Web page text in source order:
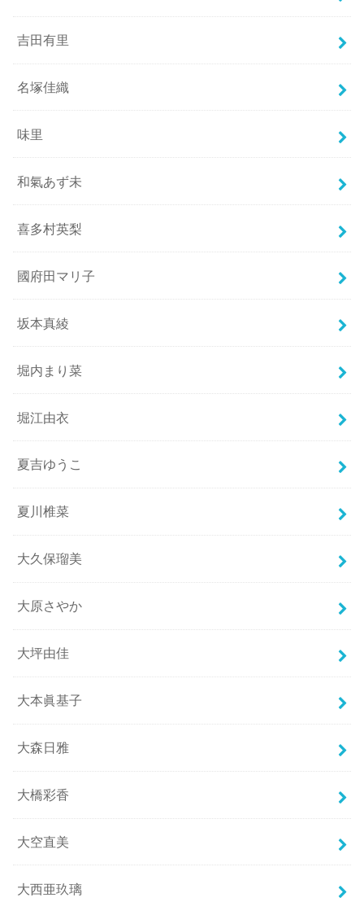
吉田有里
名塚佳織
味里
和氣あず未
喜多村英梨
國府田マリ子
坂本真綾
堀内まり菜
堀江由衣
夏吉ゆうこ
夏川椎菜
大久保瑠美
大原さやか
大坪由佳
大本眞基子
大森日雅
大橋彩香
大空直美
大西亜玖璃